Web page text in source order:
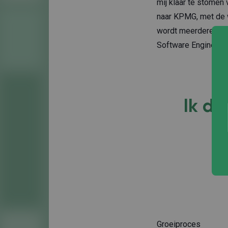
mij klaar te stomen
naar KPMG, met
wordt meerdere
Software
Ik
Groeiproces